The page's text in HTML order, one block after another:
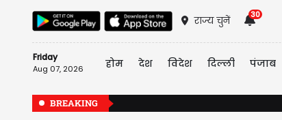
राज्य चुनें
30
Friday
Aug 07, 2026 होम देश विदेश दिल्ली पंजाब
BREAKING